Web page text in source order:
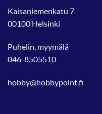
Kaisaniemenkatu 7
00100 Helsinki
Puhelin, myymälä
046-8505510
hobby@hobbypoint.fi